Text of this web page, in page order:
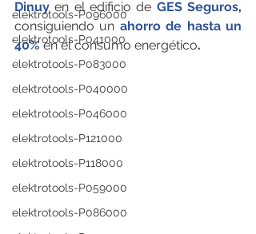
elektrotools-P096000
elektrotools-P041000
elektrotools-P083000
elektrotools-P040000
elektrotools-P046000
elektrotools-P121000
elektrotools-P118000
elektrotools-P059000
elektrotools-P086000
Dinuy en el edificio de GES Seguros
consiguiendo un ahorro de hasta un
40% en el consumo energético.